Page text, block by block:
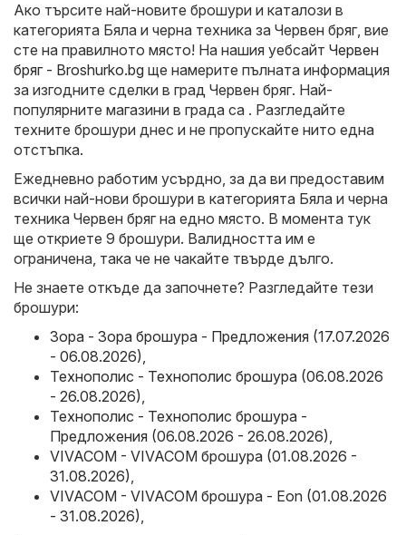
Ако търсите най-новите брошури и каталози в
категорията Бяла и черна техника за Червен бряг, вие
сте на правилното място! На нашия уебсайт Червен
бряг - Broshurko.bg ще намерите пълната информация
за изгодните сделки в град Червен бряг. Най-
популярните магазини в града са . Разгледайте
техните брошури днес и не пропускайте нито една
отстъпка.
Ежедневно работим усърдно, за да ви предоставим
всички най-нови брошури в категорията Бяла и черна
техника Червен бряг на едно място. В момента тук
ще откриете 9 брошури. Валидността им е
ограничена, така че не чакайте твърде дълго.
Не знаете откъде да започнете? Разгледайте тези
брошури:
Зора - Зора брошура - Предложения (17.07.2026
- 06.08.2026),
Технополис - Технополис брошура (06.08.2026
- 26.08.2026),
Технополис - Технополис брошура -
Предложения (06.08.2026 - 26.08.2026),
VIVACOM - VIVACOM брошура (01.08.2026 -
31.08.2026),
VIVACOM - VIVACOM брошура - Eon (01.08.2026
- 31.08.2026),